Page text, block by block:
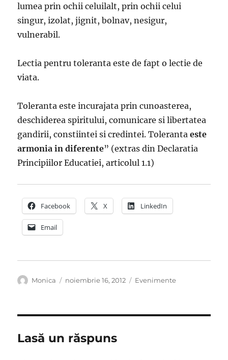
lumea prin ochii celuilalt, prin ochii celui
singur, izolat, jignit, bolnav, nesigur,
vulnerabil.
Lectia pentru toleranta este de fapt o lectie de
viata.
Toleranta este incurajata prin cunoasterea,
deschiderea spiritului, comunicare si libertatea
gandirii, constiintei si credintei. Tolerantaeste
armonia in diferente” (extras din Declaratia
Principiilor Educatiei, articolul 1.1)
Facebook X LinkedIn
Email
Autor
Monica
Publicat
noiembrie 16, 2012 Categorii
Evenimente
Lasă un răspuns